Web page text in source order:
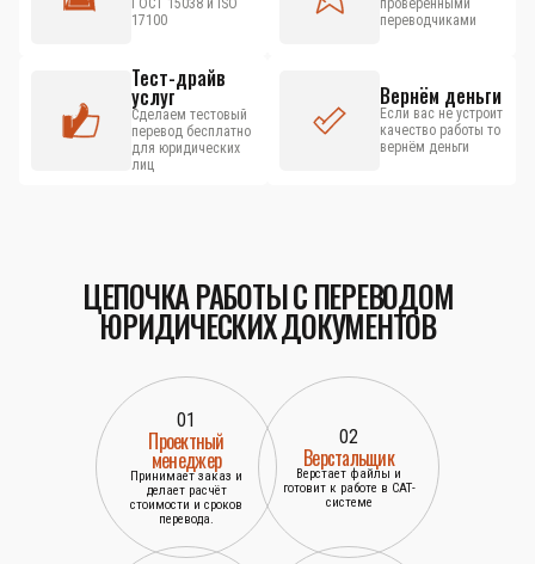
ГОСТ 15038 и ISO
17100
проверенными
переводчиками
Тест-драйв
услуг
Сделаем тестовый
перевод бесплатно
для юридических
лиц
Вернём деньги
Если вас не устроит
качество работы то
вернём деньги
ЦЕПОЧКА РАБОТЫ С ПЕРЕВОДОМ
ЮРИДИЧЕСКИХ ДОКУМЕНТОВ
01
Проектный
менеджер
Принимает заказ и
делает расчёт
стоимости и сроков
перевода.
02
Верстальщик
Верстает файлы и
готовит к работе в САТ-
системе